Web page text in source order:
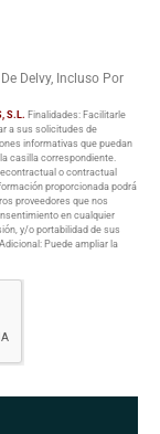
Delvy, Incluso Por
S.L. Finalidades: Facilitarle
a sus solicitudes de
informativas que puedan
casilla correspondiente.
o contractual
proporcionada podrá
proveedores que nos
en cualquier
y/o portabilidad de sus
Puede ampliar la